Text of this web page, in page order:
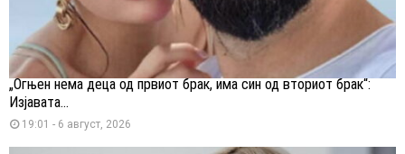
„Огњен нема деца од првиот брак, има син од вториот брак“:
Изјавата...
19:01 - 6 август, 2026